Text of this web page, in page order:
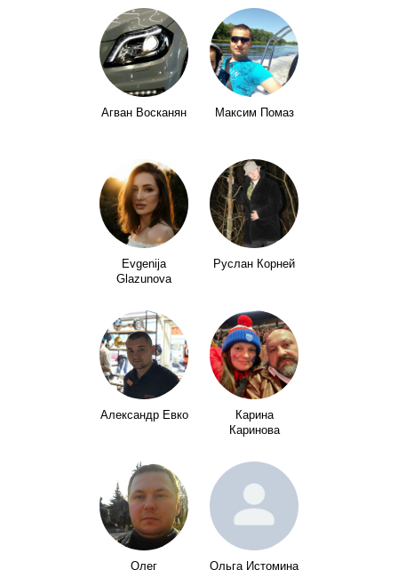
Агван Восканян Максим Помаз
Evgenija
Glazunova
Руслан Корней
Александр Евко
Карина
Каринова
Олег Ольга Истомина